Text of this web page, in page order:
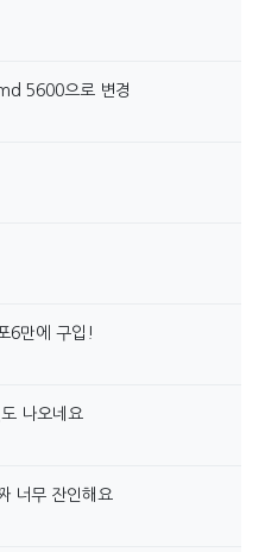
5600으로 변경
6만에 구입!
나오네요
너무 잔인해요